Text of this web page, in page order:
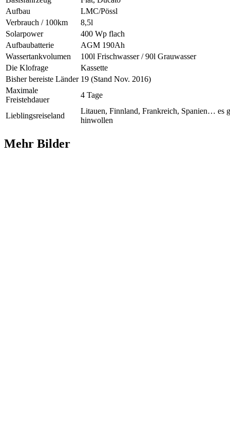
Aufbau
LMC/Pössl
Verbrauch / 100km
8,5l
Solarpower
400 Wp flach
Aufbaubatterie
AGM 190Ah
Wassertankvolumen
100l Frischwasser / 90l Grauwasser
Die Klofrage
Kassette
Bisher bereiste Länder 19 (Stand Nov. 2016)
Maximale
Freistehdauer
4 Tage
Lieblingsreiseland
Litauen, Finnland, Frankreich, Spanien… es
hinwollen
Mehr Bilder